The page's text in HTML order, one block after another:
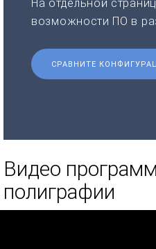
На отдельной
возможности ПО в
СРАВНИТЕ
Видео
полиграфии